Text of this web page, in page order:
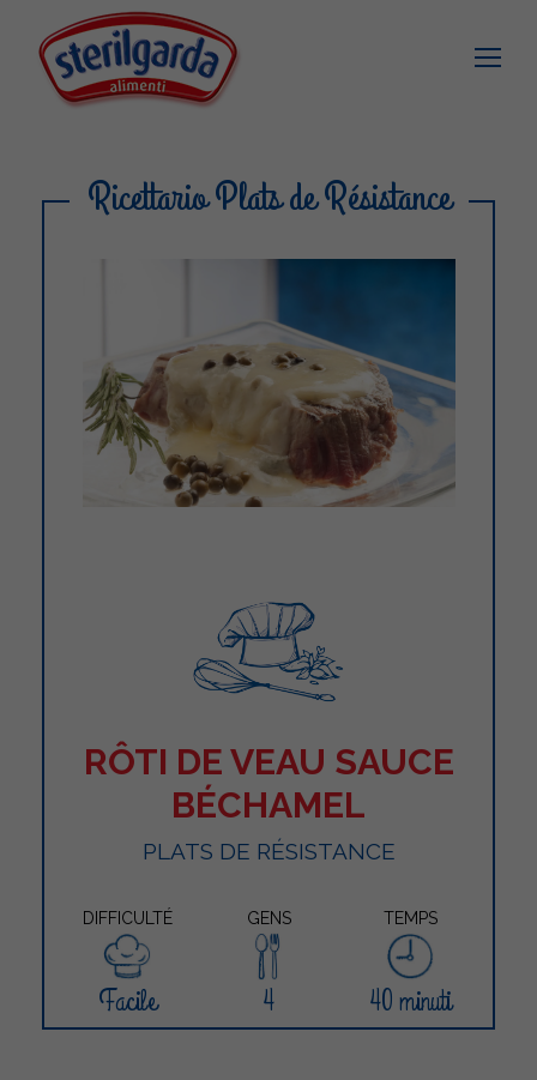
Ricettario Plats de Résistance
RÔTI DE VEAU SAUCE
BÉCHAMEL
PLATS DE RÉSISTANCE
DIFFICULTÉ GENS TEMPS
Facile 4 40 minuti